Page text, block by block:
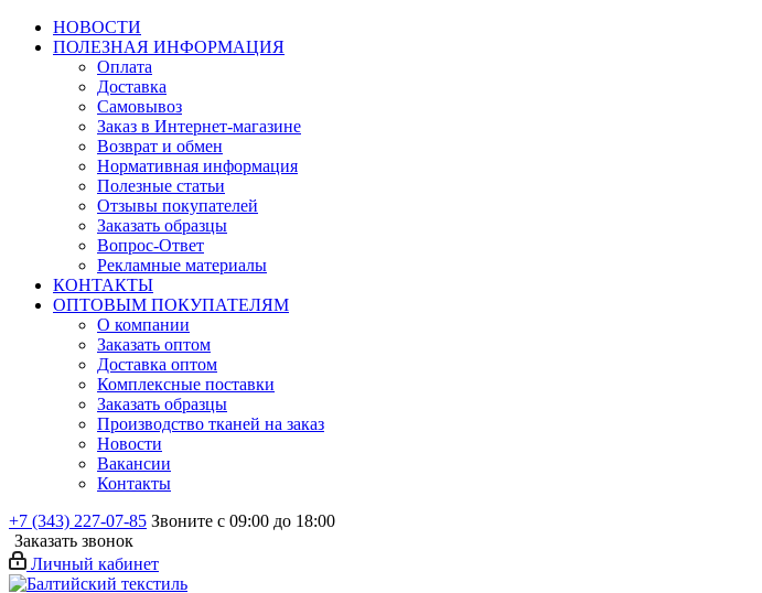
НОВОСТИ
ПОЛЕЗНАЯ ИНФОРМАЦИЯ
Оплата
Доставка
Самовывоз
Заказ в Интернет-магазине
Возврат и обмен
Нормативная информация
Полезные статьи
Отзывы покупателей
Заказать образцы
Вопрос-Ответ
Рекламные материалы
КОНТАКТЫ
ОПТОВЫМ ПОКУПАТЕЛЯМ
О компании
Заказать оптом
Доставка оптом
Комплексные поставки
Заказать образцы
Производство тканей на заказ
Новости
Вакансии
Контакты
+7 (343) 227-07-85 Звоните с 09:00 до 18:00
Заказать звонок
Личный кабинет